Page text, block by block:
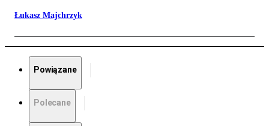
Łukasz Majchrzyk
Powiązane
Polecane